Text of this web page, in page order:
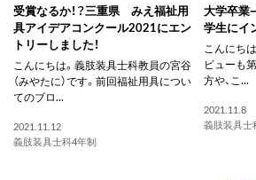
受賞なるか！？三重県 みえ福祉用
具アイデアコンクール2021にエン
トリーしました！
こんにちは。義肢装具士科教員の宮谷
（みやたに）です。前回福祉用具につい
てのブロ...
2021.11.12
義肢装具士科4年制
大学卒業
学生に
こんにち
ビューも
方や、こ...
2021.11.8
義肢装具士